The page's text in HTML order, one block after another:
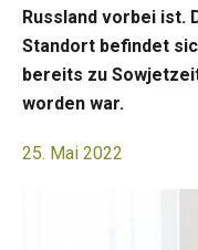
Russland vorbei ist.
Standort befindet
bereits zu
worden war.
25. Mai 2022